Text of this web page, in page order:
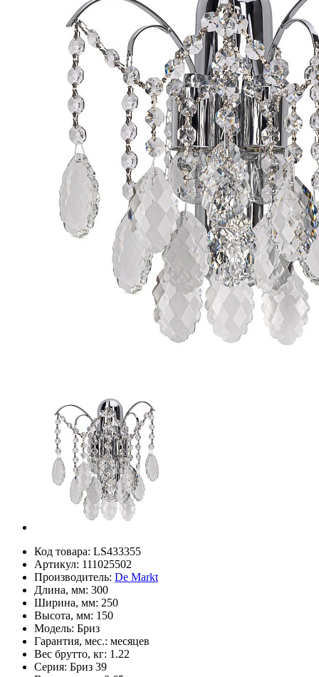
Код товара: LS433355
Артикул: 111025502
Производитель: De Markt
Длина, мм: 300
Ширина, мм: 250
Высота, мм: 150
Модель: Бриз
Гарантия, мес.: месяцев
Вес брутто, кг: 1.22
Серия: Бриз 39